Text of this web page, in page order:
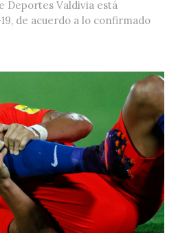
Deportes Valdivia está
de acuerdo a lo confirmado